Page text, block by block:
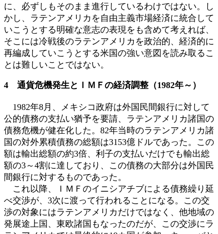
に、必ずしもそのまま進行しているわけではない。し
かし、ラテンアメリカを自由主義市場経済に統合して
いこうとする明確な意志の表現をも含めて考えれば、
そこには冷戦後のラテンアメリカを政治的、経済的に
再編成していこうとする米国の強い意図を読み取るこ
とは難しいことではない。
4 通貨危機発生とＩＭＦの経済調整（1982年～）
1982年8月、メキシコ政府は外国民間銀行に対して
公的債務の支払い猶予を要請、ラテンアメリカ諸国の
債務危機が健在化した。82年当時のラテンアメリカ諸
国の対外累積債務の総額は3153億ドルであった。この
額は輸出総額の約3倍、利子の支払いだけでも輸出総
額の3～4割に達しており、この債務の大部分は外国民
間銀行に対するものであった。
これ以降、ＩＭＦのイニシアチブによる債務繰り延
べ交渉が、3次に渡って行われることになる。この交
渉の対象にはラテンアメリカだけではなく、他地域の
発展途上国、東欧諸国もなったのだが、この交渉にラ